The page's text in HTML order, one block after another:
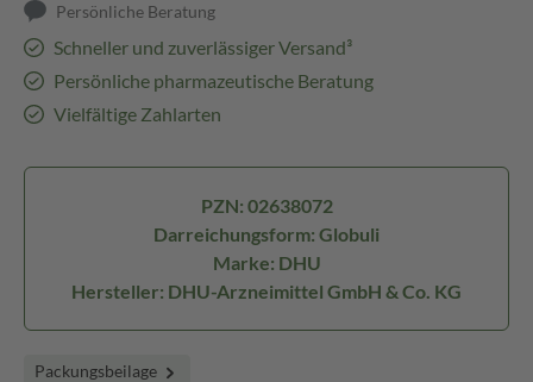
Persönliche Beratung
Schneller und zuverlässiger Versand³
Persönliche pharmazeutische Beratung
Vielfältige Zahlarten
PZN: 02638072
Darreichungsform: Globuli
Marke: DHU
Hersteller: DHU-Arzneimittel GmbH & Co. KG
Packungsbeilage